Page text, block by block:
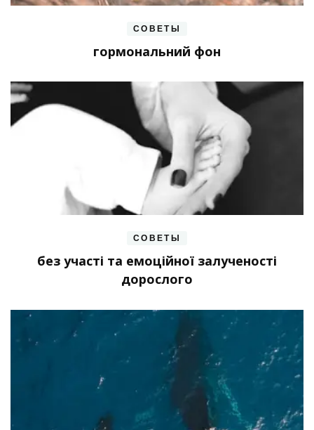
СОВЕТЫ
гормональний фон
СОВЕТЫ
без участі та емоційної залученості
дорослого